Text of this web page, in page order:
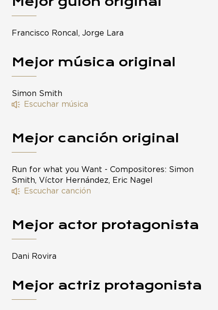
Francisco Roncal, Jorge Lara
Mejor música original
Simon Smith
Escuchar música
Mejor canción original
Run for what you Want - Compositores: Simon
Smith, Víctor Hernández, Eric Nagel
Escuchar canción
Mejor actor protagonista
Dani Rovira
Mejor actriz protagonista